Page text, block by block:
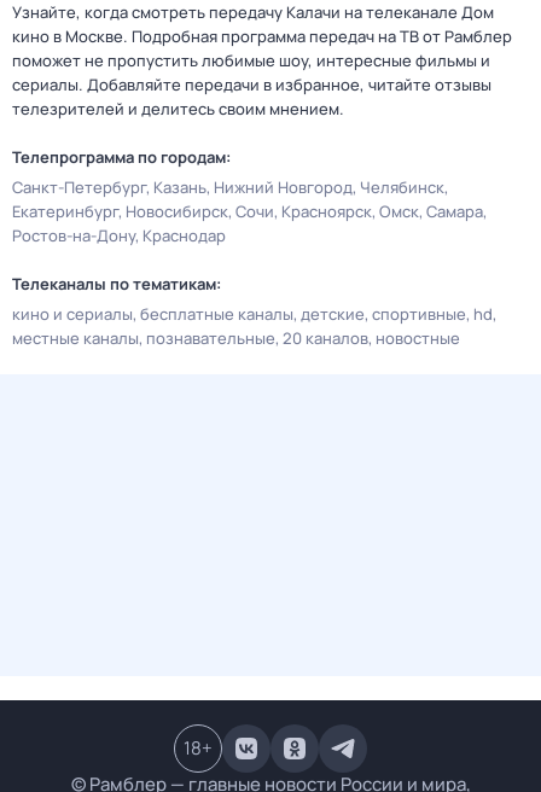
Узнайте, когда смотреть передачу Калачи на телеканале Дом
кино в Москве. Подробная программа передач на ТВ от Рамблер
поможет не пропустить любимые шоу, интересные фильмы и
сериалы. Добавляйте передачи в избранное, читайте отзывы
телезрителей и делитесь своим мнением.
Телепрограмма по городам:
Санкт-Петербург Казань Нижний Новгород Челябинск
Екатеринбург Новосибирск Сочи Красноярск Омск Самара
Ростов-на-Дону Краснодар
Телеканалы по тематикам:
кино и сериалы бесплатные каналы детские спортивные hd
местные каналы познавательные 20 каналов новостные
© Рамблер — главные новости России и мира,
18+